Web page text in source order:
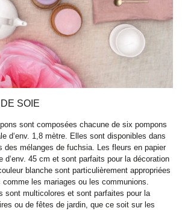
SOIE
sont composées chacune de six pompons
d‘env. 1,8 mètre. Elles sont disponibles dans
des mélanges de fuchsia. Les fleurs en papier
d‘env. 45 cm et sont parfaits pour la décoration
blanche sont particulièrement appropriées
les mariages ou les communions.
sont multicolores et sont parfaites pour la
ou de fêtes de jardin, que ce soit sur les